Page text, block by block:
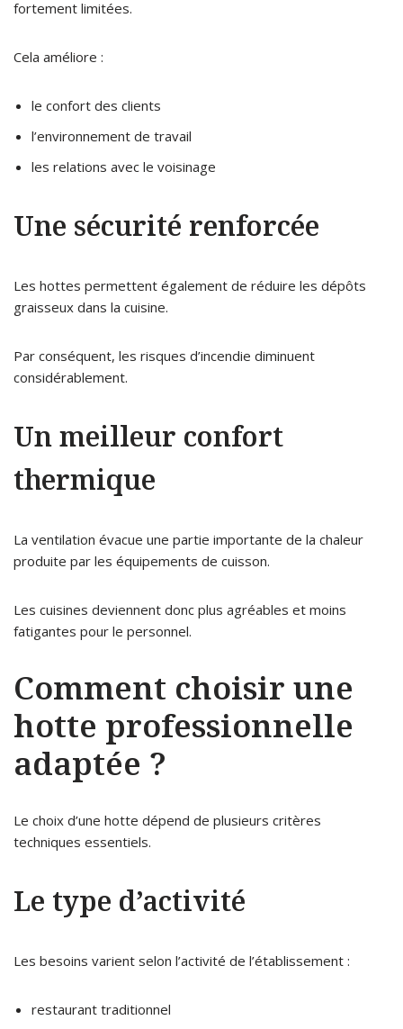
fortement limitées.
Cela améliore :
le confort des clients
l’environnement de travail
les relations avec le voisinage
Une sécurité renforcée
Les hottes permettent également de réduire les dépôts
graisseux dans la cuisine.
Par conséquent, les risques d’incendie diminuent
considérablement.
Un meilleur confort
thermique
La ventilation évacue une partie importante de la chaleur
produite par les équipements de cuisson.
Les cuisines deviennent donc plus agréables et moins
fatigantes pour le personnel.
Comment choisir une
hotte professionnelle
adaptée ?
Le choix d’une hotte dépend de plusieurs critères
techniques essentiels.
Le type d’activité
Les besoins varient selon l’activité de l’établissement :
restaurant traditionnel